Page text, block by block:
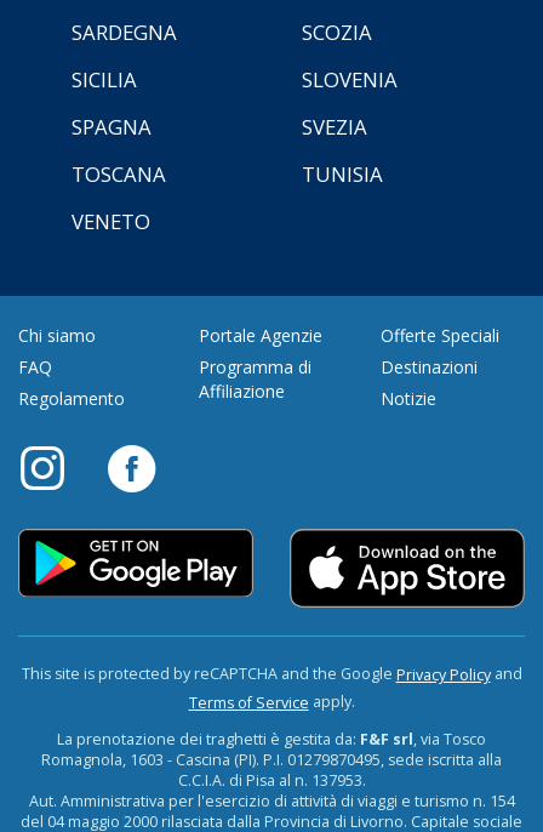
SARDEGNA
SCOZIA
SICILIA
SLOVENIA
SPAGNA
SVEZIA
TOSCANA
TUNISIA
VENETO
Chi siamo
FAQ
Regolamento
Portale Agenzie
Programma di
Affiliazione
Offerte Speciali
Destinazioni
Notizie
This site is protected by reCAPTCHA and the Google Privacy Policyand
Terms of Service apply.
La prenotazione dei traghetti è gestita da: F&F srl, via Tosco
Romagnola, 1603 - Cascina (PI). P.I. 01279870495, sede iscritta alla
C.C.I.A. di Pisa al n. 137953.
Aut. Amministrativa per l'esercizio di attività di viaggi e turismo n. 154
del 04 maggio 2000 rilasciata dalla Provincia di Livorno. Capitale sociale